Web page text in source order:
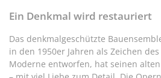
Ein Denkmal wird restauriert
Das denkmalgeschützte
in den 1950er Jahren als Zeichen
Moderne entworfen, hat seinen